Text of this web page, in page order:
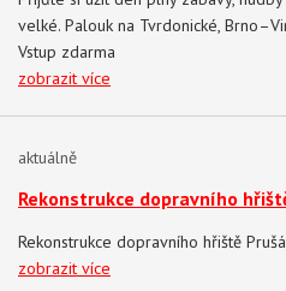
velké. Palouk na Tvrdonické,
Vstup zdarma
zobrazit více
aktuálně
Rekonstrukce dopravního
Rekonstrukce dopravního hřiště
zobrazit více